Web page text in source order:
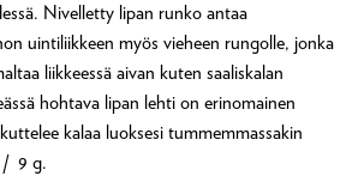
Nivelletty lipan runko antaa
uintiliikkeen myös vieheen rungolle, jonka
liikkeessä aivan kuten saaliskalan
hohtava lipan lehti on erinomainen
kalaa luoksesi tummemmassakin
/ 9 g.